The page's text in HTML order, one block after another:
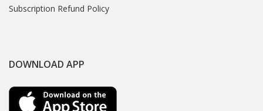
Subscription Refund Policy
DOWNLOAD APP